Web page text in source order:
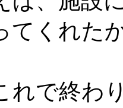
てくれた
れで終わ